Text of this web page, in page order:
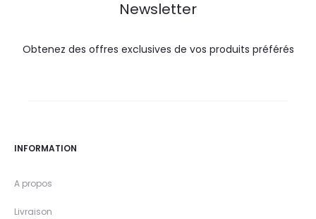
Newsletter
Obtenez des offres exclusives de vos produits préférés
INFORMATION
A propos
Livraison